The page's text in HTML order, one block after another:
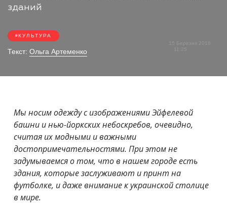
зданий
КУЛЬТУРА
Текст: Ольга Артеменко
15 Березня 2018
Мы носим одежду с изображениями Эйфелевой
башни и нью-йоркских небоскребов, очевидно,
считая их модными и важными
достопримечательностями. При этом не
задумываемся о том, что в нашем городе есть
здания, которые заслуживают и принт на
футболке, и даже внимание к украинской столице
в мире.